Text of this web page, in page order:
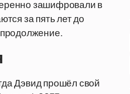
зашифровали в
за пять лет до
Дэвид прошёл свой